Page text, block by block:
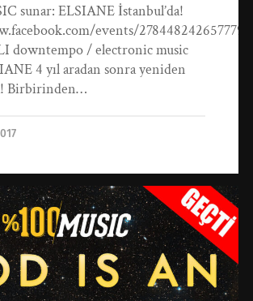
sunar: ELSIANE İstanbul’da!
events/278448242657779
downtempo / electronic music
4 yıl aradan sonra yeniden
Birbirinden…